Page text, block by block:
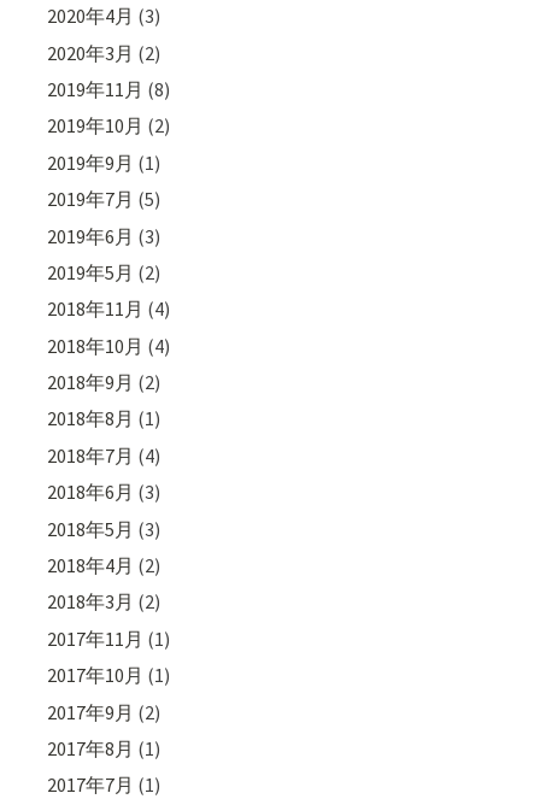
2020年4月 (3)
2020年3月 (2)
2019年11月 (8)
2019年10月 (2)
2019年9月 (1)
2019年7月 (5)
2019年6月 (3)
2019年5月 (2)
2018年11月 (4)
2018年10月 (4)
2018年9月 (2)
2018年8月 (1)
2018年7月 (4)
2018年6月 (3)
2018年5月 (3)
2018年4月 (2)
2018年3月 (2)
2017年11月 (1)
2017年10月 (1)
2017年9月 (2)
2017年8月 (1)
2017年7月 (1)